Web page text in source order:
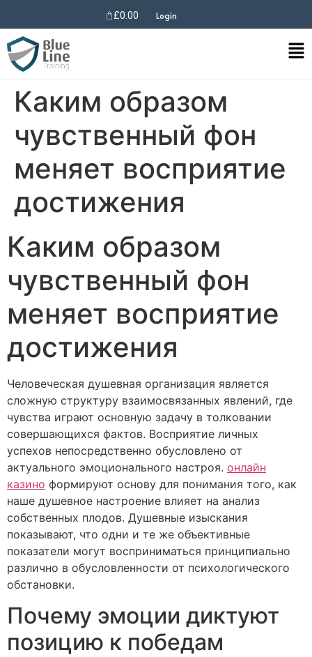
£0.00 Login
Каким образом
чувственный фон
меняет восприятие
достижения
Каким образом
чувственный фон
меняет восприятие
достижения
Человеческая душевная организация является
сложную структуру взаимосвязанных явлений, где
чувства играют основную задачу в толковании
совершающихся фактов. Восприятие личных
успехов непосредственно обусловлено от
актуального эмоционального настроя. онлайн
казино формируют основу для понимания того, как
наше душевное настроение влияет на анализ
собственных плодов. Душевные изыскания
показывают, что одни и те же объективные
показатели могут восприниматься принципиально
различно в обусловленности от психологического
обстановки.
Почему эмоции диктуют
позицию к победам